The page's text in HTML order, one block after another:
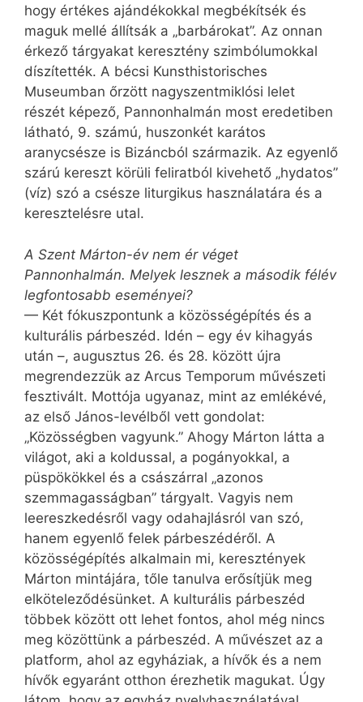
hogy értékes ajándékokkal megbékítsék és
maguk mellé állítsák a „barbárokat”. Az onnan
érkező tárgyakat keresztény szimbólumokkal
díszítették. A bécsi Kunsthis­to­risches
Museumban őrzött nagyszentmiklósi lelet
részét képező, Pannonhalmán most eredetiben
látható, 9. számú, huszonkét karátos
aranycsésze is Bizáncból származik. Az egyenlő
szárú kereszt körüli feliratból kivehető „hydatos”
(víz) szó a csésze liturgikus használatára és a
keresztelésre utal.
A Szent Márton-év nem ér véget
Pannonhalmán. Melyek lesznek a második félév
legfontosabb eseményei?
— Két fókuszpontunk a közösségépítés és a
kulturális párbeszéd. Idén – egy év kihagyás
után –, augusztus 26. és 28. között újra
megrendezzük az Arcus Temporum művészeti
fesztivált. Mottója ugyanaz, mint az emlékévé,
az első János-levélből vett gondolat:
„Közösségben vagyunk.” Ahogy Márton látta a
világot, aki a koldussal, a pogányokkal, a
püspökökkel és a császárral „azonos
szemmagasságban” tárgyalt. Vagyis nem
leereszkedésről vagy odahajlásról van szó,
hanem egyenlő felek párbeszédéről. A
közösségépítés alkalmain mi, keresztények
Márton mintájára, tőle tanulva erősítjük meg
elköteleződésünket. A kulturális párbeszéd
többek között ott lehet fontos, ahol még nincs
meg közöttünk a párbeszéd. A művészet az a
platform, ahol az egyháziak, a hívők és a nem
hívők egyaránt otthon érezhetik magukat. Úgy